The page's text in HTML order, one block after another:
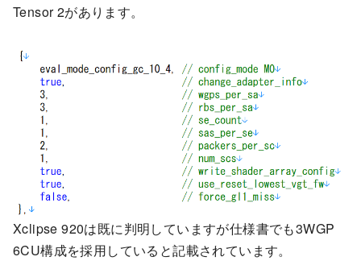
Tensor 2があります。
Xclipse 920は既に判明していますが仕様書でも3WGP
6CU構成を採用していると記載されています。